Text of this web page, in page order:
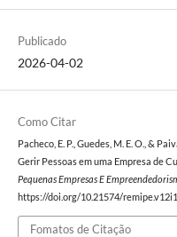
Publicado
2026-04-02
Como Citar
Pacheco, E. P., Guedes, M. E. O., &
Gerir Pessoas em uma Empresa de
Pequenas Empresas E
https://doi.org/10.21574/
Fomatos de Citação